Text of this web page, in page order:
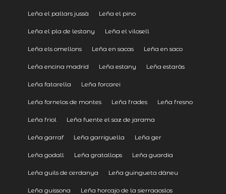
Leña el pallars jussà Leña el pino
Leña el pla de lestany Leña el vilosell
Leña els omellons Leña en sacas Leña en saco
Leña encina madrid Leña estany Leña estaràs
Leña fatarella Leña forcarei
Leña fornelos de montes Leña frades Leña fresno
Leña friol Leña fuente el saz de jarama
Leña garraf Leña garriguella Leña ger
Leña godall Leña gratallops Leña guardia
Leña guils de cerdanya Leña guingueta dàneu
Leña guissona Leña horcajo de la sierraaoslos